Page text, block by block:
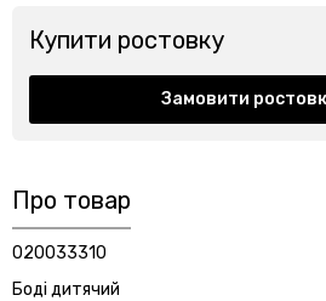
Купити ростовку
Замовити
Про товар
020033310
Боді дитячий